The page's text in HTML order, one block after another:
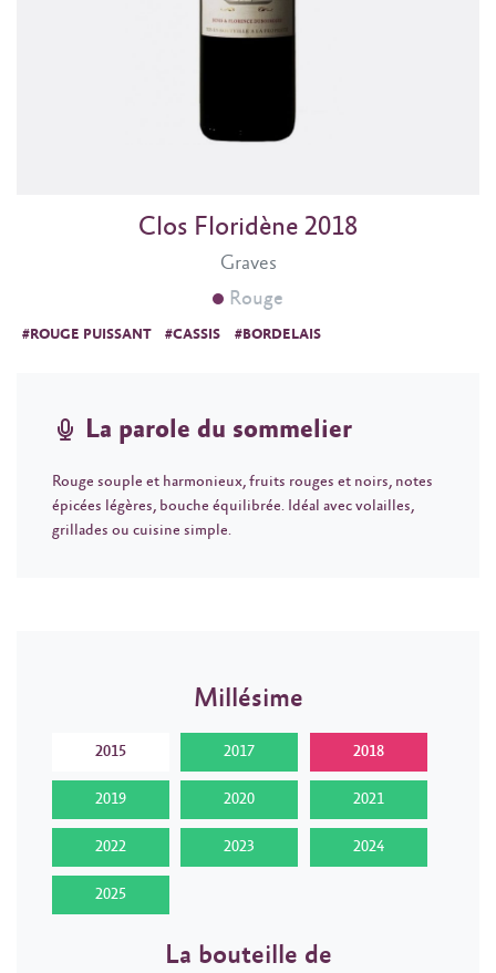
Graves
Clos Floridène 2018
Rouge
#ROUGE PUISSANT #CASSIS #BORDELAIS
La parole du sommelier
Rouge souple et harmonieux, fruits rouges et noirs, notes
épicées légères, bouche équilibrée. Idéal avec volailles,
grillades ou cuisine simple.
Millésime
2015 2017 2018
2019 2020 2021
2022 2023 2024
2025
La bouteille de